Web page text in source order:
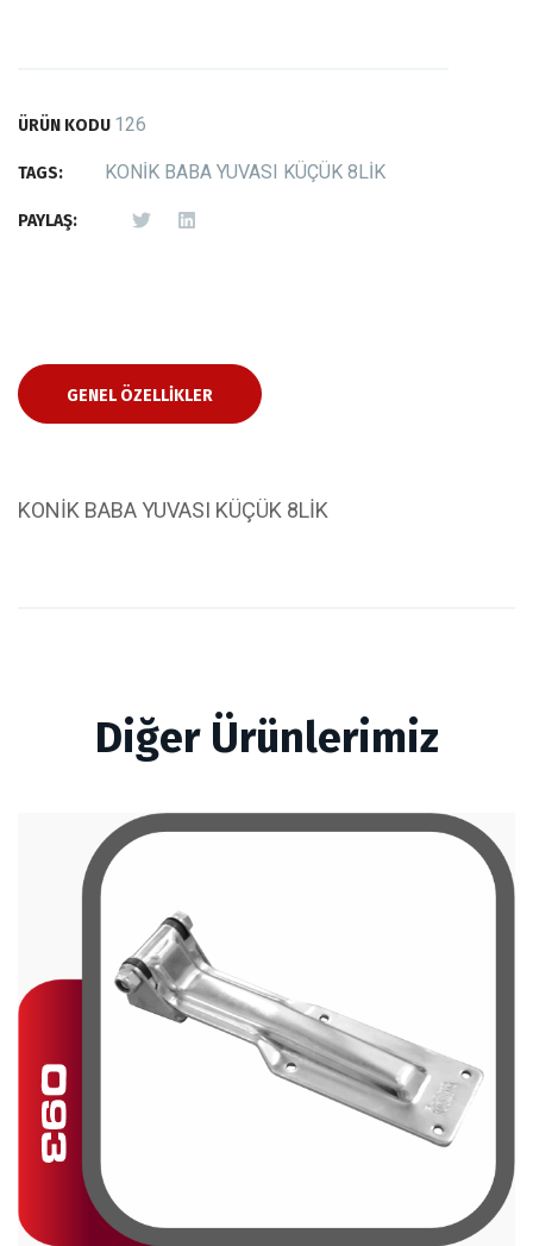
ÜRÜN KODU 126
TAGS: KONİK BABA YUVASI KÜÇÜK 8LİK
PAYLAŞ:
GENEL ÖZELLIKLER
KONİK BABA YUVASI KÜÇÜK 8LİK
Diğer Ürünlerimiz